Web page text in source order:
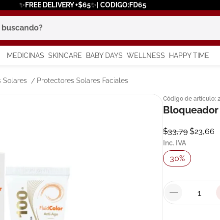
✨FREE DELIVERY +$65✨| CODIGO:FD65
MEDICINAS SKINCARE BABY DAYS WELLNESS HAPPY TIME
Solares Protectores Solares Faciales
Código de artículo:
$33,79 $23,66
Inc. IVA
30%
más buscados